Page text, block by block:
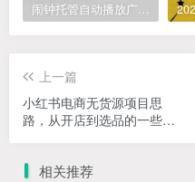
闹钟托管自动播放广告，单机5-10，无需人工操作
上一篇
小红书电商无货源项目思
路，从开店到选品的一些玩
相关推荐